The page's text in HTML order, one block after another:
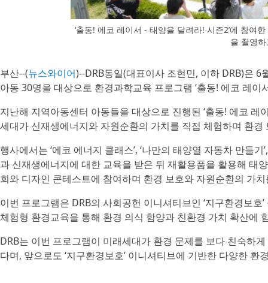
‘출동! 에코 레이서 - 태양을 달려라! 시즌2’에 참여
을 촬영
부산--(뉴스와이어)--DRB동일(대표이사 조현민, 이하 DRB)은
아동 30명을 대상으로 환경과학교육 프로그램 ‘출동! 에코 레
지난해 지역아동센터 아동들을 대상으로 진행된 ‘출동! 에코
세대가 신재생에너지와 자원순환의 가치를 직접 체험하며 환
행사에서는 ‘에코 에너지 클래스’, ‘나만의 태양열 자동차 만들
과 신재생에너지에 대한 교육을 받은 뒤 재활용품을 활용해 태
회와 디자인 콘테스트에 참여하며 환경 보호와 자원순환의 가
이번 프로그램은 DRB의 사회공헌 이니셔티브인 ‘지구환경보
체험형 환경교육을 통해 환경 의식 함양과 친환경 가치 확산에
DRB는 이번 프로그램이 미래세대가 환경 문제를 보다 친숙하
다며, 앞으로도 ‘지구환경보호’ 이니셔티브에 기반한 다양한